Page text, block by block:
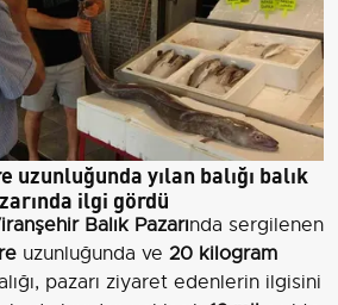
uzunluğunda yılan balığı balık
ilgi gördü
Balık Pazarında sergilenen
uzunluğunda ve 20 kilogram
pazarı ziyaret edenlerin ilgisini